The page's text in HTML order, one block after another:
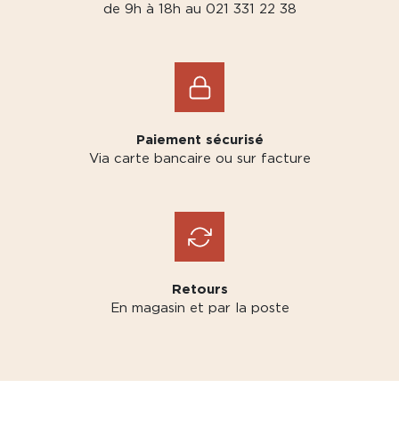
de 9h à 18h au 021 331 22 38
Paiement sécurisé
Via carte bancaire ou sur facture
Retours
En magasin et par la poste